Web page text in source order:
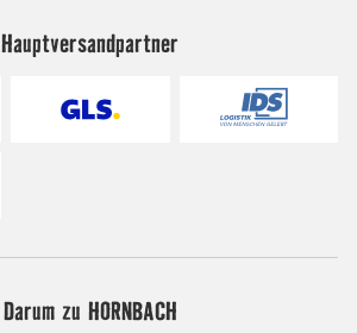
Hauptversandpartner
Darum zu HORNBACH